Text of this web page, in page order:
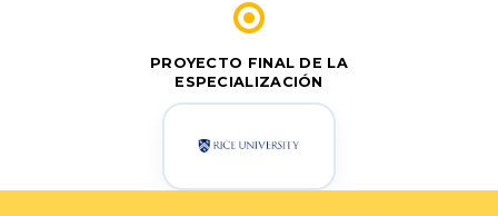
PROYECTO FINAL DE LA
ESPECIALIZACIÓN